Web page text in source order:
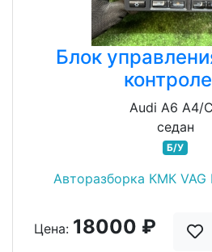
Блок
Audi A6 A4/
седан
Б/У
Авторазборка КМК
Цена: 18000 ₽